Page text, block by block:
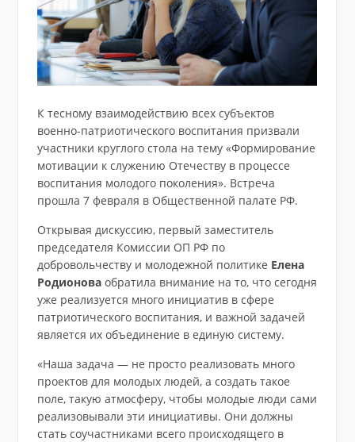
К тесному взаимодействию всех субъектов
военно-патриотического воспитания призвали
участники круглого стола на тему «Формирование
мотивации к служению Отечеству в процессе
воспитания молодого поколения». Встреча
прошла 7 февраля в Общественной палате РФ.
Открывая дискуссию, первый заместитель
председателя Комиссии ОП РФ по
добровольчеству и молодежной политике Елена
Родионоваобратила внимание на то, что сегодня
уже реализуется много инициатив в сфере
патриотического воспитания, и важной задачей
является их объединение в единую систему.
«Наша задача — не просто реализовать много
проектов для молодых людей, а создать такое
поле, такую атмосферу, чтобы молодые люди сами
реализовывали эти инициативы. Они должны
стать соучастниками всего происходящего в